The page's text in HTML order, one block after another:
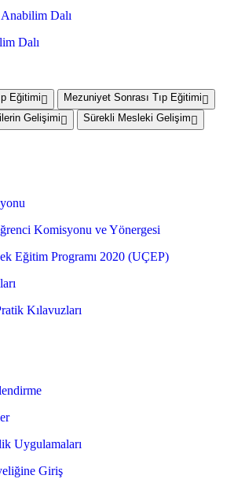
Dalı
Dalı
Eğitimi
Mezuniyet Sonrası Tıp Eğitimi
Gelişimi Sürekli Mesleki Gelişim
Komisyonu ve Yönergesi
Eğitim Programı 2020 (UÇEP)
Kılavuzları
Uygulamaları
Giriş